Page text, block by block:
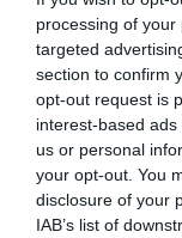
processing of
targeted
section to confirm
opt-out request is
interest-based
us or personal
your opt-out. You
disclosure of your
IAB’s list of
Ver
-15%